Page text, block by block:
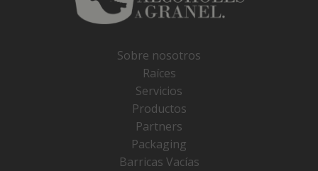
Sobre nosotros
Raíces
Servicios
Productos
Partners
Packaging
Barricas Vacías